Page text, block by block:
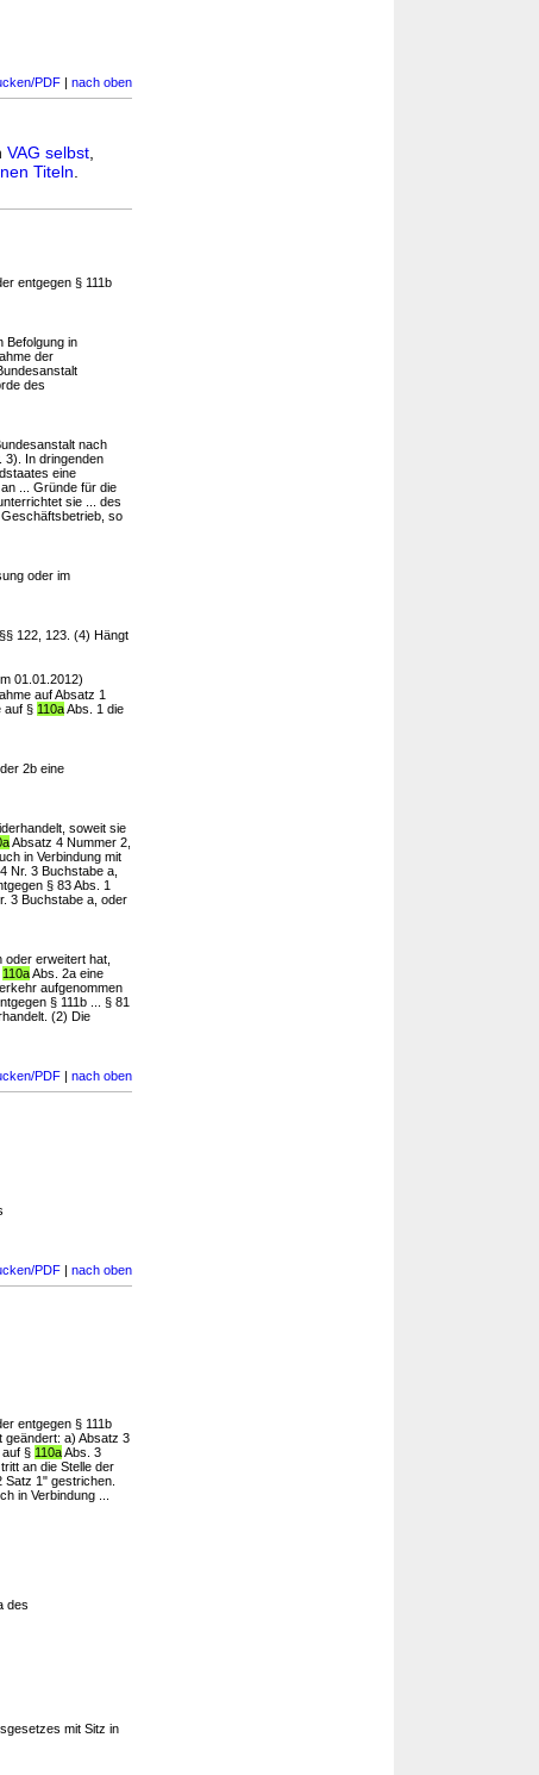
PDF | nach oben
VAG selbst
Titeln
entgegen § 111b
Befolgung in
der
des
nach
3). In dringenden
eine
... Gründe für die
sie ... des
so
oder im
122, 123. (4) Hängt
01.01.2012)
auf Absatz 1
auf § 110aAbs. 1 die
2b eine
soweit sie
Absatz 4 Nummer 2,
in Verbindung mit
Nr. 3 Buchstabe a,
§ 83 Abs. 1
3 Buchstabe a, oder
erweitert hat,
110aAbs. 2a eine
aufgenommen
§ 111b ... § 81
(2) Die
PDF | nach oben
PDF | nach oben
entgegen § 111b
geändert: a) Absatz 3
§ 110aAbs. 3
an die Stelle der
Satz 1" gestrichen.
in Verbindung ...
des
mit Sitz in